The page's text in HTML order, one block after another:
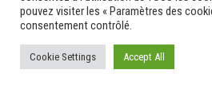
Randonnées
rats
Recherche et innovation
pouvez visiter les « Paramètres des
consentement contrôlé.
Cookie Settings Accept All